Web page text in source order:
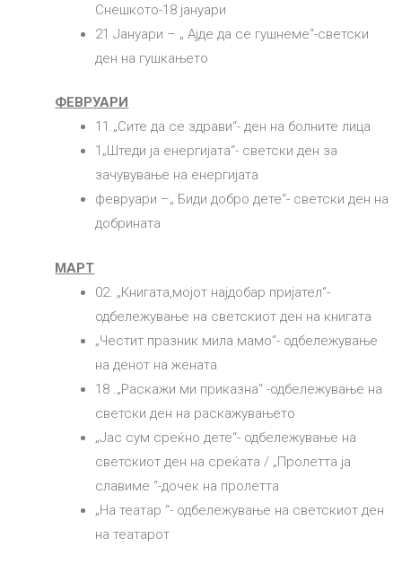
Снешкото-18 јануари
21 Јануари – „ Ајде да се гушнеме“-светски
ден на гушкањето
ФЕВРУАРИ
11.„Сите да се здрави“- ден на болните лица
1„Штеди ја енергијата“- светски ден за
зачувување на енергијата
февруари –„ Биди добро дете“- светски ден на
добрината
МАРТ
02. „Книгата,мојот најдобар пријател“-
одбележување на светскиот ден на книгата
„Честит празник мила мамо“- одбележување
на денот на жената
18 .„Раскажи ми приказна“ -одбележување на
светски ден на раскажувањето
„Јас сум среќно дете“- одбележување на
светскиот ден на среќата / „Пролетта ја
славиме “-дочек на пролетта
„На театар “- одбележување на светскиот ден
на театарот